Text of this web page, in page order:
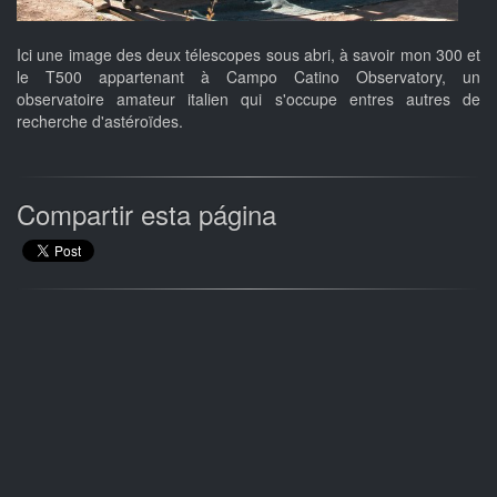
Ici une image des deux télescopes sous abri, à savoir mon 300 et
le T500 appartenant à Campo Catino Observatory, un
observatoire amateur italien qui s'occupe entres autres de
recherche d'astéroïdes.
Compartir esta página